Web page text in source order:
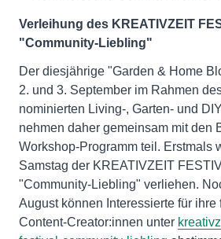
Verleihung des KREATIVZEIT
"Community-Liebling"
Der diesjährige "Garden & Home
2. und 3. September im Rahmen
nominierten Living-, Garten- und
nehmen daher gemeinsam mit den
Workshop-Programm teil. Erstmals
Samstag der KREATIVZEIT
"Community-Liebling" verliehen.
August können Interessierte für ihre
Content-Creator:innen unter